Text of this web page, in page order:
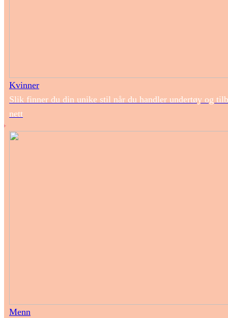
Kvinner
Slik finner du din unike stil når du handler undertøy og
nett
Menn